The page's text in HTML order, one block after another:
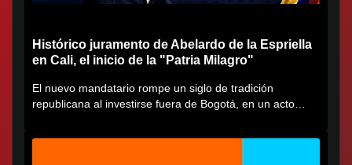
Histórico juramento de Abelardo de la Espriella
en Cali, el inicio de la "Patria Milagro"
El nuevo mandatario rompe un siglo de tradición
republicana al investirse fuera de Bogotá, en un acto